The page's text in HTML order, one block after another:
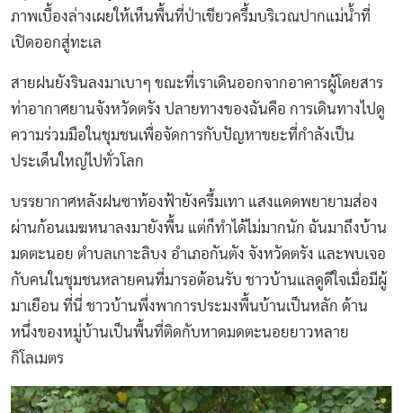
ภาพเบื้องล่างเผยให้เห็นพื้นที่ป่าเขียวครึ้มบริเวณปากแม่น้ำที่
เปิดออกสู่ทะเล
สายฝนยังรินลงมาเบาๆ ขณะที่เราเดินออกจากอาคารผู้โดยสาร
ท่าอากาศยานจังหวัดตรัง ปลายทางของฉันคือ การเดินทางไปดู
ความร่วมมือในชุมชนเพื่อจัดการกับปัญหาขยะที่กำลังเป็น
ประเด็นใหญ่ไปทั่วโลก
บรรยากาศหลังฝนซาท้องฟ้ายังครึ้มเทา แสงแดดพยายามส่อง
ผ่านก้อนเมฆหนาลงมายังพื้น แต่ก็ทำได้ไม่มากนัก ฉันมาถึงบ้าน
มดตะนอย ตำบลเกาะลิบง อำเภอกันตัง จังหวัดตรัง และพบเจอ
กับคนในชุมชนหลายคนที่มารอต้อนรับ ชาวบ้านแลดูดีใจเมื่อมีผู้
มาเยือน ที่นี่ ชาวบ้านพึ่งพาการประมงพื้นบ้านเป็นหลัก ด้าน
หนึ่งของหมู่บ้านเป็นพื้นที่ติดกับหาดมดตะนอยยาวหลาย
กิโลเมตร